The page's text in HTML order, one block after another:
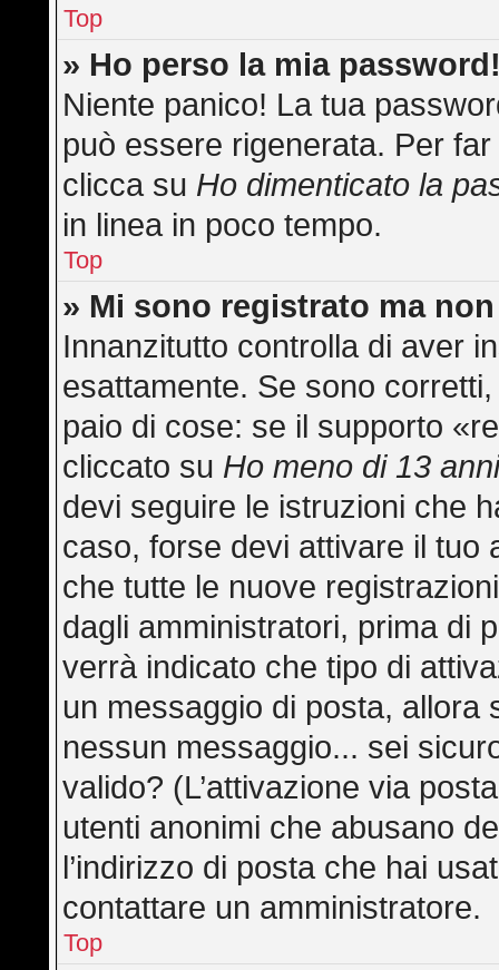
Top
» Ho perso la mia
Niente panico! La tua
può essere rigenerata. Per
clicca su Ho dimenticato la
in linea in poco tempo.
Top
» Mi sono registrato ma
Innanzitutto controlla di aver
esattamente. Se sono
paio di cose: se il supporto
cliccato su Ho meno di 13
devi seguire le istruzioni che
caso, forse devi attivare il tuo
che tutte le nuove
dagli amministratori, prima di
verrà indicato che tipo di
un messaggio di posta, allora
nessun messaggio... sei
valido? (L’attivazione via
utenti anonimi che abusano
l’indirizzo di posta che hai
contattare un amministratore.
Top